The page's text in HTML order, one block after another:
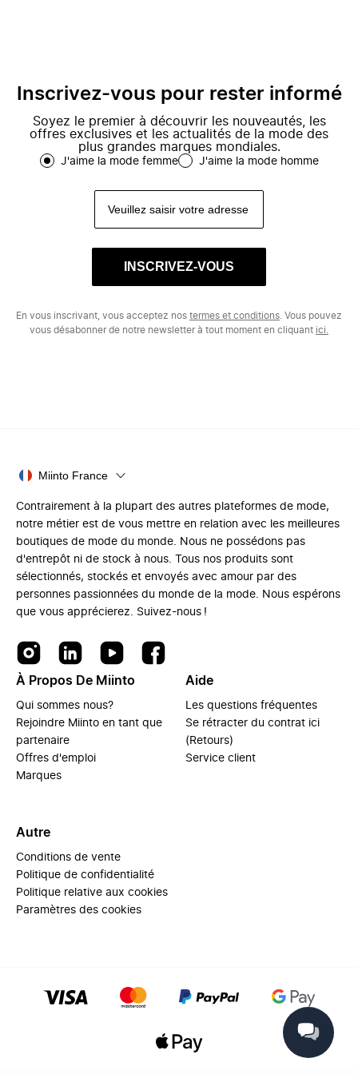
Inscrivez-vous pour rester informé
Soyez le premier à découvrir les nouveautés, les
offres exclusives et les actualités de la mode des
plus grandes marques mondiales.
J'aime la mode femme J'aime la mode homme
INSCRIVEZ-VOUS
En vous inscrivant, vous acceptez nos termes et conditions . Vous pouvez
vous désabonner de notre newsletter à tout moment en cliquant ici.
Miinto France
Contrairement à la plupart des autres plateformes de mode,
notre métier est de vous mettre en relation avec les meilleures
boutiques de mode du monde. Nous ne possédons pas
d'entrepôt ni de stock à nous. Tous nos produits sont
sélectionnés, stockés et envoyés avec amour par des
personnes passionnées du monde de la mode. Nous espérons
que vous apprécierez. Suivez-nous !
À Propos De Miinto
Qui sommes nous?
Rejoindre Miinto en tant que
partenaire
Offres d'emploi
Marques
Aide
Les questions fréquentes
Se rétracter du contrat ici
(Retours)
Service client
Autre
Conditions de vente
Politique de confidentialité
Politique relative aux cookies
Paramètres des cookies